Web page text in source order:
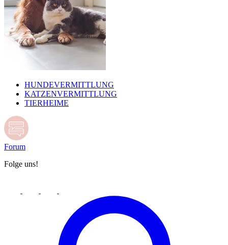
HUNDEVERMITTLUNG
KATZENVERMITTLUNG
TIERHEIME
Forum
Folge uns!